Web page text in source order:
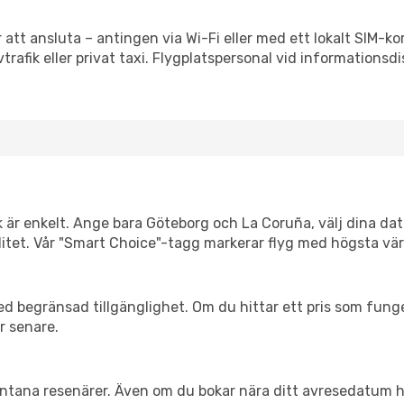
att ansluta – antingen via Wi-Fi eller med ett lokalt SIM-
eller privat taxi. Flygplatspersonal vid
enkelt. Ange bara Göteborg och La Coruña, välj dina
Vår "Smart Choice"-tagg markerar flyg med högsta
begränsad tillgänglighet. Om du hittar ett pris som
senare.
resenärer. Även om du bokar nära ditt